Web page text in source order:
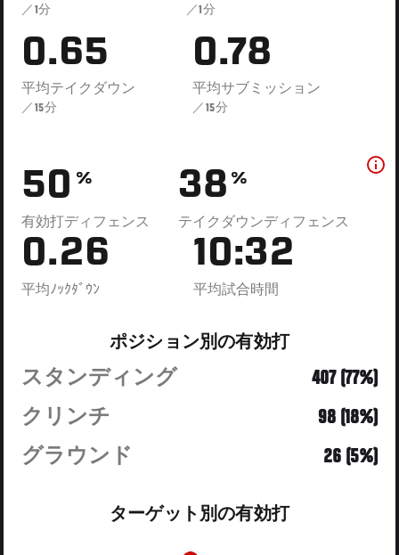
／1分 ／1分
0.65
平均テイクダウン
／15分
0.78
平均サブミッション
／15分
50 %
有効打ディフェンス
38 %
テイクダウンディフェンス
0.26
平均ﾉｯｸﾀﾞｳﾝ
10:32
平均試合時間
ポジション別の有効打
スタンディング
407 (77%)
クリンチ
98 (18%)
グラウンド
26 (5%)
ターゲット別の有効打